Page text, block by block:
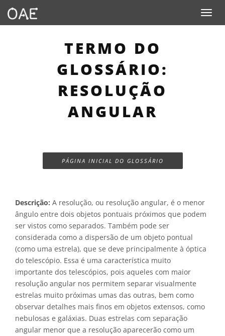
Toggle
TERMO DO
GLOSSÁRIO:
RESOLUÇÃO
ANGULAR
PÁGINA INICIAL DO GLOSSÁRIO
Descrição: A resolução, ou resolução angular, é o menor
ângulo entre dois objetos pontuais próximos que podem
ser vistos como separados. Também pode ser
considerada como a dispersão de um objeto pontual
(como uma estrela), que se deve principalmente à óptica
do telescópio. Essa é uma característica muito
importante dos telescópios, pois aqueles com maior
resolução angular nos permitem separar visualmente
estrelas muito próximas umas das outras, bem como
observar detalhes mais finos em objetos extensos, como
nebulosas e galáxias. Duas estrelas com separação
angular menor que a resolução aparecerão como um